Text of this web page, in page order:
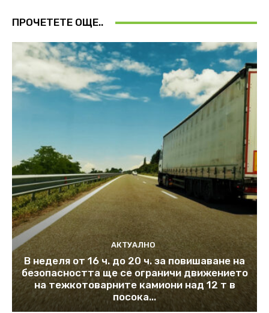
ПРОЧЕТЕТЕ ОЩЕ..
АКТУАЛНО
В неделя от 16 ч. до 20 ч. за повишаване на
безопасността ще се ограничи движението
на тежкотоварните камиони над 12 т в
посока...